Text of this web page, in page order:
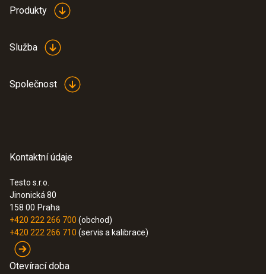
Produkty
Služba
Společnost
Kontaktní údaje
Testo s.r.o.
Jinonická 80
158 00 Praha
+420 222 266 700 (obchod)
+420 222 266 710 (servis a kalibrace)
Otevírací doba